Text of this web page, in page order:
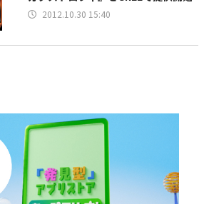
2012.10.30 15:40